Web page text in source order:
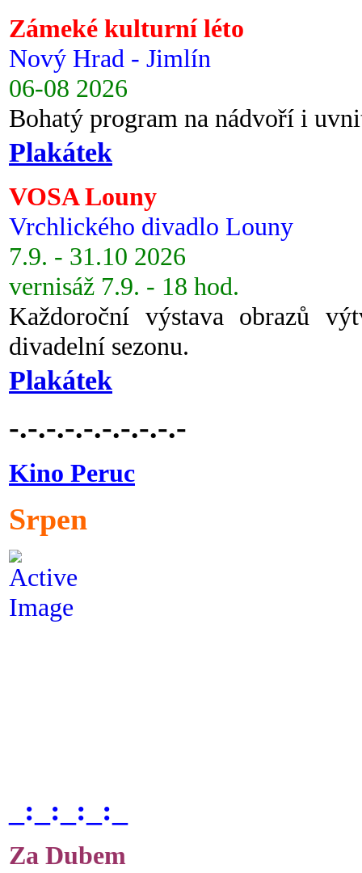
Zámeké kulturní léto
Nový Hrad - Jimlín
06-08 2026
Bohatý program na nádvoří i
Plakátek
VOSA Louny
Vrchlického divadlo Louny
7.9. - 31.10 2026
vernisáž 7.9. - 18 hod.
Každoroční výstava obrazů
divadelní sezonu.
Plakátek
-.-.-.-.-.-.-.-.-.-
Kino Peruc
Srpen
_:_:_:_:_
Za Dubem